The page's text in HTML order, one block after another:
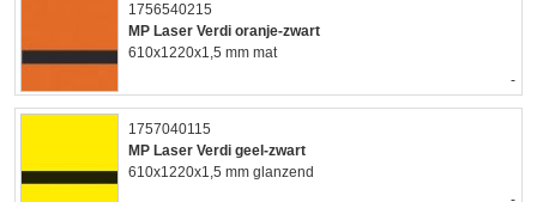
1756540215
MP Laser Verdi oranje-zwart
610x1220x1,5 mm mat
-
1757040115
MP Laser Verdi geel-zwart
610x1220x1,5 mm glanzend